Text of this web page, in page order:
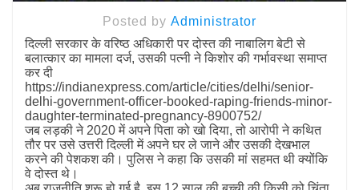
Posted by Administrator
दिल्ली सरकार के वरिष्ठ अधिकारी पर दोस्त की नाबालिग बेटी से
बलात्कार का मामला दर्ज, उसकी पत्नी ने किशोर की गर्भावस्था समाप्त
कर दी
https://indianexpress.com/article/cities/delhi/senior-
delhi-government-officer-booked-raping-friends-minor-
daughter-terminated-pregnancy-8900752/
जब लड़की ने 2020 में अपने पिता को खो दिया, तो आरोपी ने कथित
तौर पर उसे उत्तरी दिल्ली में अपने घर ले जाने और उसकी देखभाल
करने की पेशकश की। पुलिस ने कहा कि उसकी मां सहमत थी क्योंकि
वे दोस्त थे।